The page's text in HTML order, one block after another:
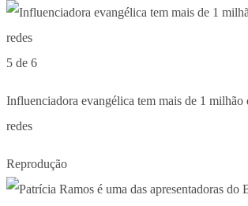
5 de 6
Influenciadora evangélica tem mais de 1 milhão
redes
Reprodução